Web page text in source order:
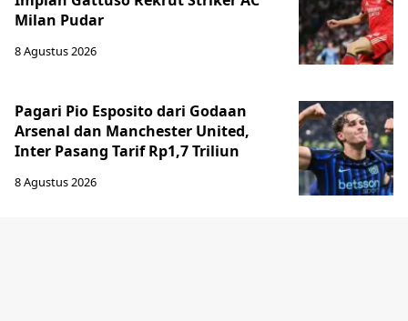
Milan Pudar
8 Agustus 2026
Pagari Pio Esposito dari Godaan
Arsenal dan Manchester United,
Inter Pasang Tarif Rp1,7 Triliun
8 Agustus 2026